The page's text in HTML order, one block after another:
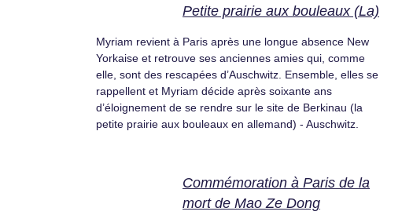
Petite prairie aux bouleaux (La)
Myriam revient à Paris après une longue absence New
Yorkaise et retrouve ses anciennes amies qui, comme
elle, sont des rescapées d’Auschwitz. Ensemble, elles se
rappellent et Myriam décide après soixante ans
d’éloignement de se rendre sur le site de Berkinau (la
petite prairie aux bouleaux en allemand) - Auschwitz.
Commémoration à Paris de la
mort de Mao Ze Dong